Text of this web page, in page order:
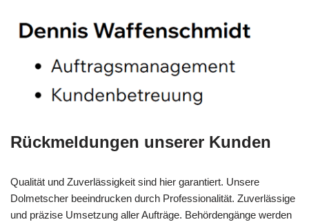
Rückmeldungen unserer Kunden
Qualität und Zuverlässigkeit sind hier garantiert. Unsere
Dolmetscher beeindrucken durch Professionalität. Zuverlässige
und präzise Umsetzung aller Aufträge. Behördengänge werden